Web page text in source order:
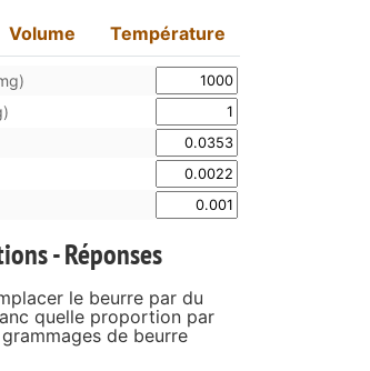
Volume Température
- Réponses
le beurre par du
quelle proportion par
de beurre